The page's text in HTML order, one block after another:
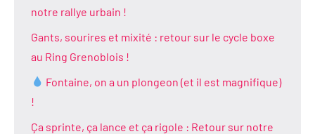
notre rallye urbain !
Gants, sourires et mixité : retour sur le cycle boxe
au Ring Grenoblois !
Fontaine, on a un plongeon (et il est magnifique)
!
Ça sprinte, ça lance et ça rigole : Retour sur notre